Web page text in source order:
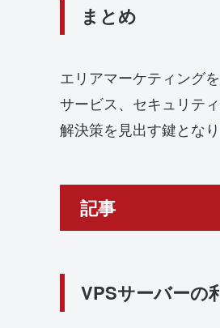
まとめ
エリアマーケティング
サービス、セキュリテ
解決策を見出す鍵とな
記事
VPSサーバーの